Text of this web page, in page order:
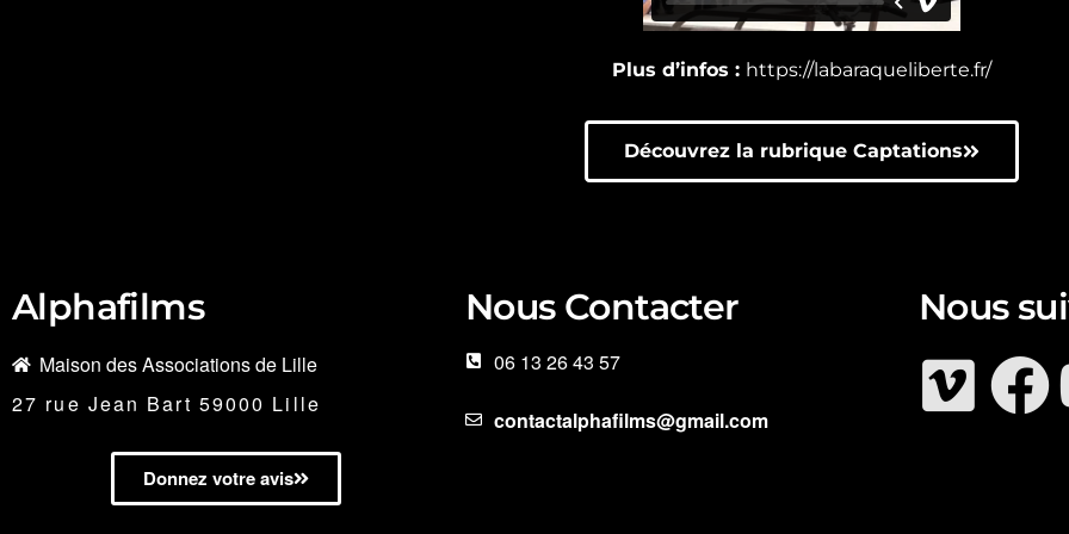
Plus d’infos : https://labaraqueliberte.fr/
Découvrez la rubrique Captations
Alphafilms
Maison des Associations de Lille
27 rue Jean Bart 59000 Lille
Donnez votre avis
Nous Contacter
06 13 26 43 57
contactalphafilms@gmail.com
Nous